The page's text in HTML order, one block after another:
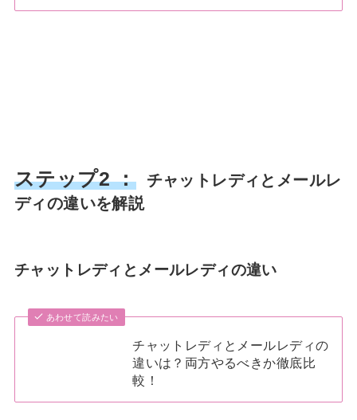
ステップ2 ：チャットレディとメールレ
ディの違いを解説
チャットレディとメールレディの違い
あわせて読みたい
チャットレディとメールレディの
違いは？両方やるべきか徹底比
較！